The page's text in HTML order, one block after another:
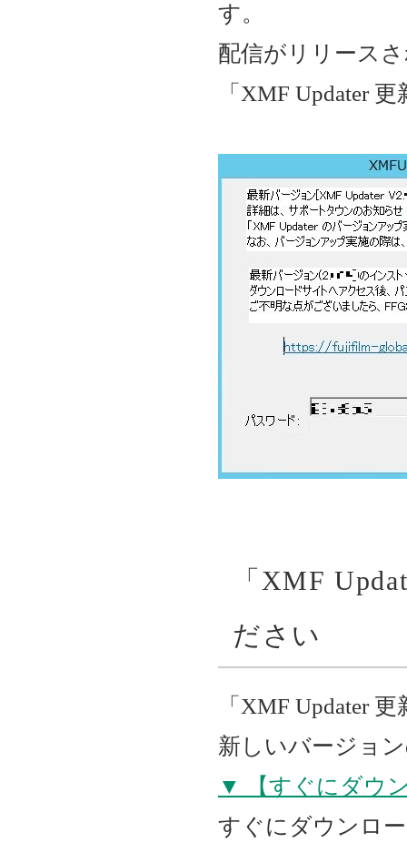
す。
配信がリリース
「XMF Updater
「XMF
ださい
「XMF Updater
新しいバージョ
▼ 【すぐにダウ
すぐにダウンロ